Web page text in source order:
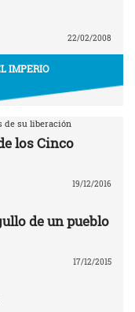
22/02/2008
IMPERIO
de su liberación
los Cinco
19/12/2016
de un pueblo
17/12/2015